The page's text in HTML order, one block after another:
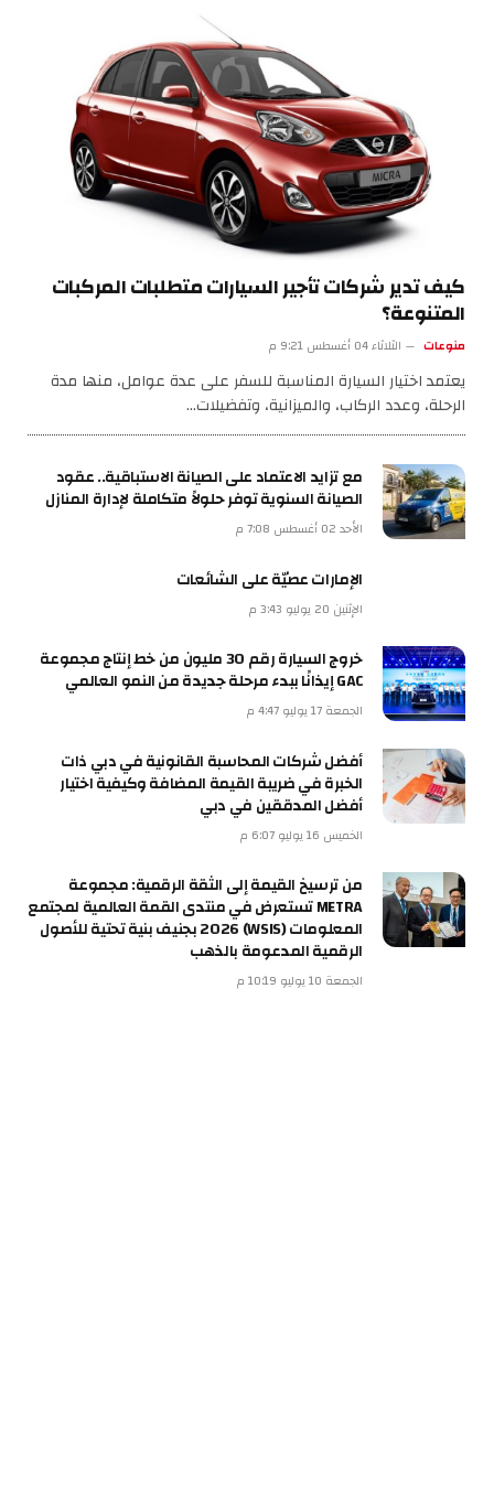
كيف تدير شركات تأجير السيارات متطلبات المركبات
المتنوعة؟
منوعات الثلاثاء 04 أغسطس 9:21 م
يعتمد اختيار السيارة المناسبة للسفر على عدة عوامل، منها مدة
الرحلة، وعدد الركاب، والميزانية، وتفضيلات…
مع تزايد الاعتماد على الصيانة الاستباقية.. عقود
الصيانة السنوية توفر حلولاً متكاملة لإدارة المنازل
الأحد 02 أغسطس 7:08 م
الإمارات عصيّة على الشائعات
الإثنين 20 يوليو 3:43 م
خروج السيارة رقم 30 مليون من خط إنتاج مجموعة
GAC إيذانًا ببدء مرحلة جديدة من النمو العالمي
الجمعة 17 يوليو 4:47 م
أفضل شركات المحاسبة القانونية في دبي ذات
الخبرة في ضريبة القيمة المضافة وكيفية اختيار
أفضل المدققين في دبي
الخميس 16 يوليو 6:07 م
من ترسيخ القيمة إلى الثقة الرقمية: مجموعة
METRA تستعرض في منتدى القمة العالمية لمجتمع
المعلومات (WSIS) 2026 بجنيف بنية تحتية للأصول
الرقمية المدعومة بالذهب
الجمعة 10 يوليو 10:19 م